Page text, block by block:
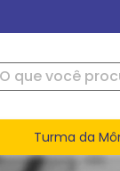
você procura?
Turma da